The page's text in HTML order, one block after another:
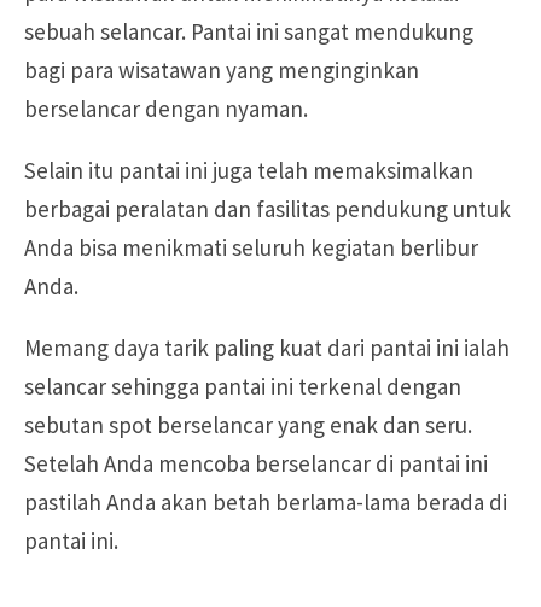
sebuah selancar. Pantai ini sangat mendukung
bagi para wisatawan yang menginginkan
berselancar dengan nyaman.
Selain itu pantai ini juga telah memaksimalkan
berbagai peralatan dan fasilitas pendukung untuk
Anda bisa menikmati seluruh kegiatan berlibur
Anda.
Memang daya tarik paling kuat dari pantai ini ialah
selancar sehingga pantai ini terkenal dengan
sebutan spot berselancar yang enak dan seru.
Setelah Anda mencoba berselancar di pantai ini
pastilah Anda akan betah berlama-lama berada di
pantai ini.